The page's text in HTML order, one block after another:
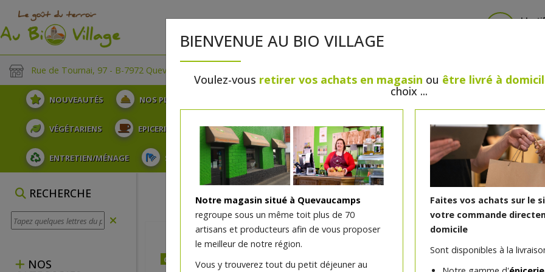
Rue de Tournai, 97 - B-7972 Quevaucamps
NOUVEAUTÉS NOS PLATEAUX
VÉGÉTARIENS EPICERIE PLATS TRAITEUR BOULANGERIE / PÂTISSERIE SANS GLUTEN, SANS
ENTRETIEN/MÉNAGE SOINS ET HYGIÈNE DU CORPS BEAUTÉ HUILES ESSENTIELLES MAISON
RECHERCHE
NOS
BIENVENUE AU BIO VILLAGE
Voulez-vous retirer vos achats en magasin ou être livré à
choix ...
Notre magasin situé à Quevaucamps
regroupe sous un même toit plus de 70
artisans et producteurs afin de vous proposer
le meilleur de notre région.
Vous y trouverez tout du petit déjeuner au
Faites vos achats sur le
votre commande
domicile
Sont disponibles à la
dès mercredi 12/08
Sarriette bio feuilles 20g